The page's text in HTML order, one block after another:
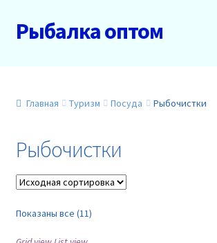
Перейти
к
Перейти
к
Рыбалка оптом
О нас
Доставка и оплата
Акции
Новинки
Главная Туризм Посуда Рыбочистки
Рыбочистки
Показаны все (11)